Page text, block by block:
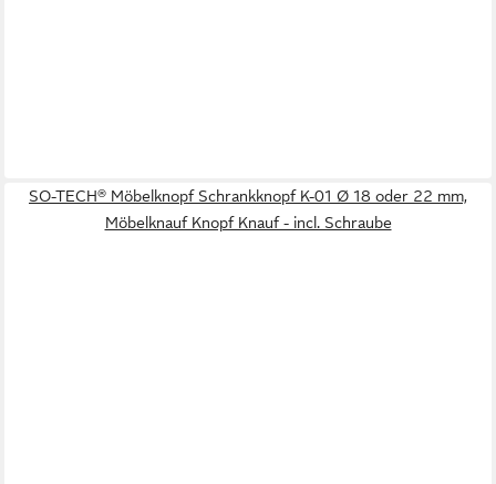
SO-TECH® Möbelknopf Schrankknopf K-01 Ø 18 oder 22 mm,
Möbelknauf Knopf Knauf - incl. Schraube